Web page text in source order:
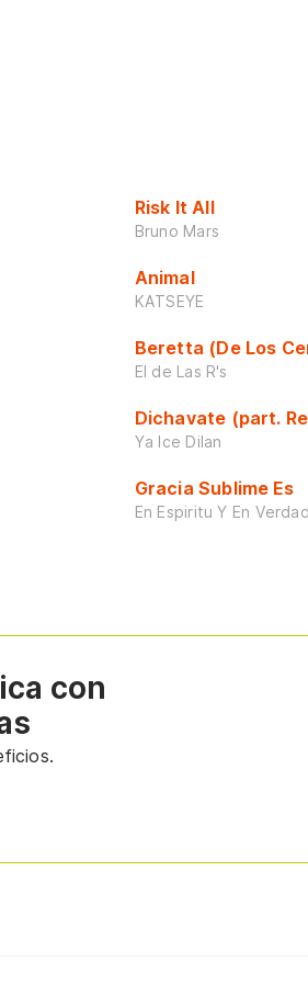
Risk It All
Bruno Mars
Animal
KATSEYE
Beretta (De Los
El de Las R's
Dichavate (part.
Ya Ice Dilan
Gracia Sublime Es
En Espiritu Y En Verdad
con